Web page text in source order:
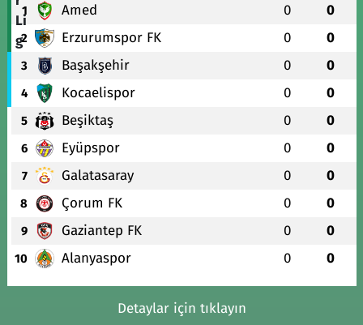
1 Amed 0 0
2 Erzurumspor FK 0 0
3 Başakşehir 0 0
4 Kocaelispor 0 0
5 Beşiktaş 0 0
6 Eyüpspor 0 0
7 Galatasaray 0 0
8 Çorum FK 0 0
9 Gaziantep FK 0 0
10 Alanyaspor 0 0
Detaylar için tıklayın